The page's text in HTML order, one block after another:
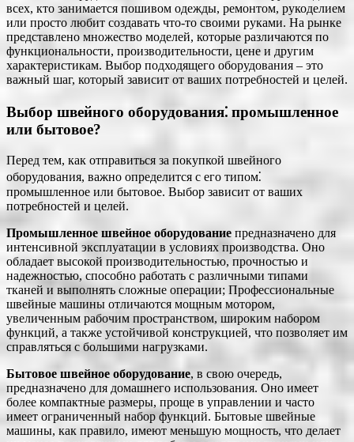
всех, кто занимается пошивом одежды, ремонтом, рукоделием
или просто любит создавать что-то своими руками. На рынке
представлено множество моделей, которые различаются по
функциональности, производительности, цене и другим
характеристикам. Выбор подходящего оборудования – это
важный шаг, который зависит от ваших потребностей и целей.
Выбор швейного оборудования⁚ промышленное
или бытовое?
Перед тем, как отправиться за покупкой швейного
оборудования, важно определится с его типом⁚
промышленное или бытовое. Выбор зависит от ваших
потребностей и целей.
Промышленное швейное оборудование предназначено для
интенсивной эксплуатации в условиях производства. Оно
обладает высокой производительностью, прочностью и
надежностью, способно работать с различными типами
тканей и выполнять сложные операции; Профессиональные
швейные машины отличаются мощным мотором,
увеличенным рабочим пространством, широким набором
функций, а также устойчивой конструкцией, что позволяет им
справляться с большими нагрузками.
Бытовое швейное оборудование, в свою очередь,
предназначено для домашнего использования. Оно имеет
более компактные размеры, проще в управлении и часто
имеет ограниченный набор функций. Бытовые швейные
машины, как правило, имеют меньшую мощность, что делает